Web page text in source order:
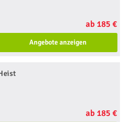
ab 185 €
Angebote anzeigen
ab 185 €